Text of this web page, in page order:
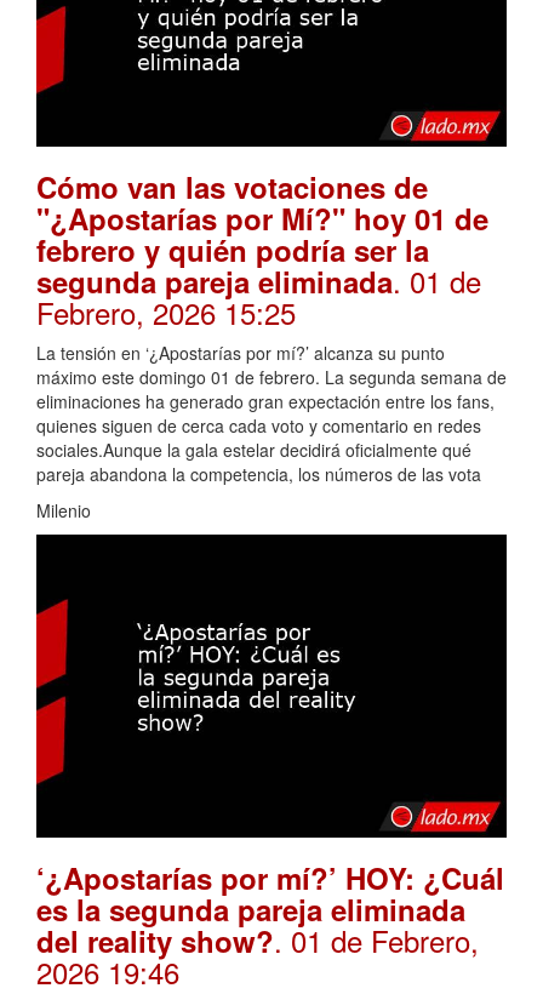
Cómo van las votaciones de
"¿Apostarías por Mí?" hoy 01 de
febrero y quién podría ser la
segunda pareja eliminada. 01 de
Febrero, 2026 15:25
La tensión en ‘¿Apostarías por mí?’ alcanza su punto
máximo este domingo 01 de febrero. La segunda semana de
eliminaciones ha generado gran expectación entre los fans,
quienes siguen de cerca cada voto y comentario en redes
sociales.Aunque la gala estelar decidirá oficialmente qué
pareja abandona la competencia, los números de las vota
Milenio
‘¿Apostarías por mí?’ HOY: ¿Cuál
es la segunda pareja eliminada
del reality show?. 01 de Febrero,
2026 19:46